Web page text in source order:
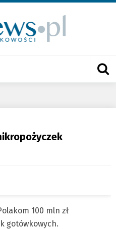
100 mln zł
gotówkowych.